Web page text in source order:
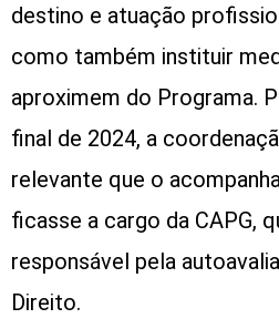
destino e atuação
como também instituir
aproximem do Programa.
final de 2024, a
relevante que o
ficasse a cargo da CAPG,
responsável pela
Direito.